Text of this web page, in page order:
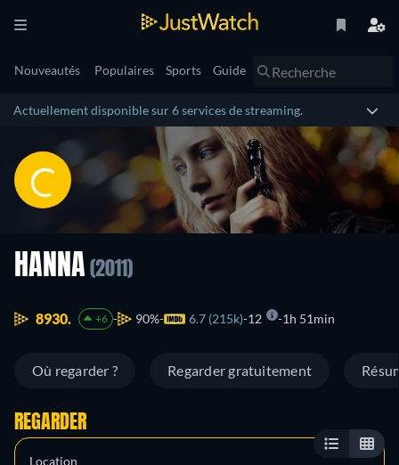
Nouveautés Populaires Sports Guide
Actuellement disponible sur 6 services de streaming.
HANNA (2011)
8930. +6 90% 6.7 (215k) 12 1h 51min
Où regarder ? Regarder gratuitement
REGARDER
Location